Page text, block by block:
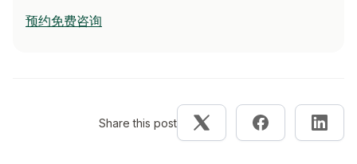
预约免费咨询
Share this post